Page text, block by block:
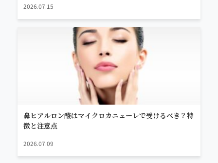
2026.07.15
鼻ヒアルロン酸はマイクロカニューレで受けるべき？特
徴と注意点
2026.07.09